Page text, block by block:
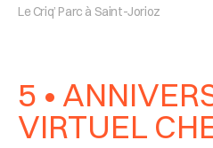
Le Criq’ Parc à Saint-Jorioz
5 •
VIRTUEL